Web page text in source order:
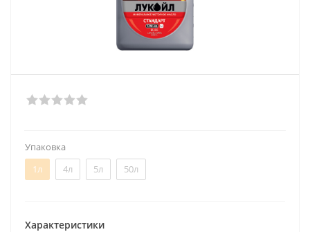
Упаковка
1л
4л 5л 50л
Характеристики